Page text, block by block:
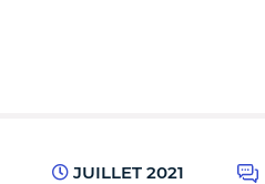
JUILLET 2021